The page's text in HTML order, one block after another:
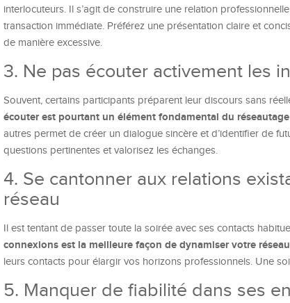
interlocuteurs. Il s’agit de construire une relation
transaction immédiate. Préférez une présentation claire et
de manière excessive.
3. Ne pas écouter activement les
Souvent, certains participants préparent leur discours sans
écouter est pourtant un élément fondamental du
autres permet de créer un dialogue sincère et d’identifier de
questions pertinentes et valorisez les échanges.
4. Se cantonner aux relations
réseau
Il est tentant de passer toute la soirée avec ses contacts
connexions est la meilleure façon de dynamiser votre réseau
leurs contacts pour élargir vos horizons professionnels. Une
5. Manquer de fiabilité dans ses